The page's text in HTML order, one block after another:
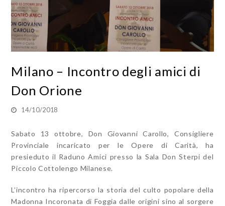
Milano – Incontro degli amici di
Don Orione
14/10/2018
Sabato 13 ottobre, Don Giovanni Carollo, Consigliere
Provinciale incaricato per le Opere di Carità, ha
presieduto il Raduno Amici presso la Sala Don Sterpi del
Piccolo Cottolengo Milanese.
L’incontro ha ripercorso la storia del culto popolare della
Madonna Incoronata di Foggia dalle origini sino al sorgere